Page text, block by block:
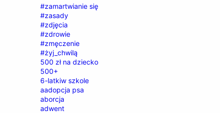
#zamartwianie się
#zasady
#zdjęcia
#zdrowie
#zmęczenie
#żyj_chwilą
500 zł na dziecko
500+
6-latkiw szkole
aadopcja psa
aborcja
adwent